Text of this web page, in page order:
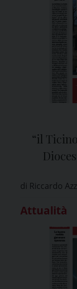
“il
di Riccardo
Attualità